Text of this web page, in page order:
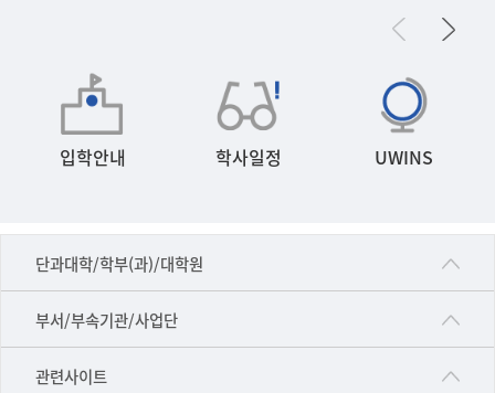
입학안내 학사일정 UWINS
단과대학/학부(과)/대학원
■인문대학
▷국어국문학부
▷일본어·일본학과
부서/부속기관/사업단
공동기기센터
공학교육혁신센터
관련사이트
건강가정지원센터